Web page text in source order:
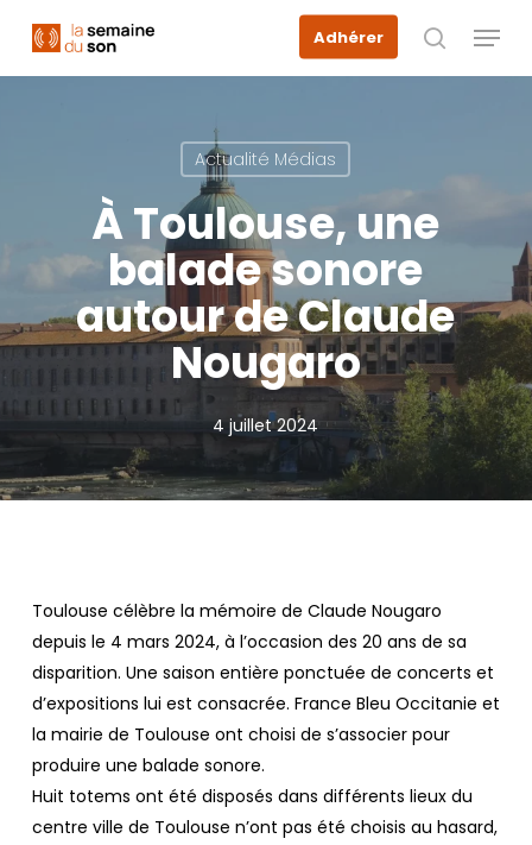
main
Adhérer
recherche
Menu
Actualité Médias
À Toulouse, une
balade sonore
autour de Claude
Nougaro
4 juillet 2024
Toulouse célèbre la mémoire de Claude Nougaro
depuis le 4 mars 2024, à l’occasion des 20 ans de sa
disparition. Une saison entière ponctuée de concerts et
d’expositions lui est consacrée. France Bleu Occitanie et
la mairie de Toulouse ont choisi de s’associer pour
produire une balade sonore.
Huit totems ont été disposés dans différents lieux du
centre ville de Toulouse n’ont pas été choisis au hasard,